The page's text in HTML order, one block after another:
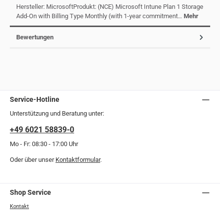
Hersteller: MicrosoftProdukt: (NCE) Microsoft Intune Plan 1 Storage
Add-On with Billing Type Monthly (with 1-year commitment… Mehr
Bewertungen
Service-Hotline
Unterstützung und Beratung unter:
+49 6021 58839-0
Mo - Fr: 08:30 - 17:00 Uhr
Oder über unser Kontaktformular.
Shop Service
Kontakt